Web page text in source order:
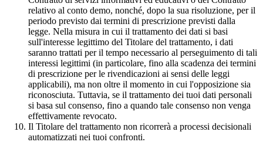
relativo al conto demo, nonché, dopo la sua risoluzione, per il
periodo previsto dai termini di prescrizione previsti dalla
legge. Nella misura in cui il trattamento dei dati si basi
sull'interesse legittimo del Titolare del trattamento, i dati
saranno trattati per il tempo necessario al perseguimento di tali
interessi legittimi (in particolare, fino alla scadenza dei termini
di prescrizione per le rivendicazioni ai sensi delle leggi
applicabili), ma non oltre il momento in cui l'opposizione sia
riconosciuta. Tuttavia, se il trattamento dei tuoi dati personali
si basa sul consenso, fino a quando tale consenso non venga
effettivamente revocato.
Il Titolare del trattamento non ricorrerà a processi decisionali
automatizzati nei tuoi confronti.